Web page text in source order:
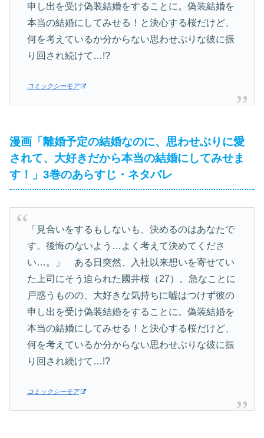
申し出を受け偽装結婚をすることに。偽装結婚を
本当の結婚にしてみせる！と決心する桜だけど、
何を考えているか分からない思わせぶりな彼に振
り回され続けて…!?
コミックシーモア
漫画「離婚予定の結婚なのに、思わせぶりに愛
されて、大好きだから本当の結婚にしてみせま
す！」3巻のあらすじ・ネタバレ
「見合いをするもしないも、決めるのはあなたで
す。後悔のないよう…よく考えて決めてくださ
い…。」 ある日突然、入社以来想いを寄せてい
た上司にそう迫られた國井桜（27）。急なことに
戸惑うものの、大好きな気持ちに嘘はつけず彼の
申し出を受け偽装結婚をすることに。偽装結婚を
本当の結婚にしてみせる！と決心する桜だけど、
何を考えているか分からない思わせぶりな彼に振
り回され続けて…!?
コミックシーモア